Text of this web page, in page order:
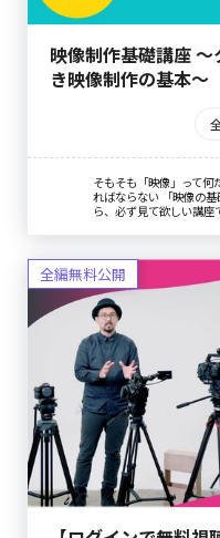
映像制作基礎講座
き映像制作の基本〜
そもそも「映像」って何
ればならない 「映像の
ら、必ず見て欲しい講座